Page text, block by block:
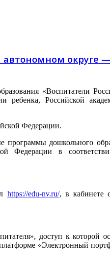
автономном округе
«Воспитатели
ребенка, Российской
Федерации.
программы дошкольного
Федерации в
https://edu-nv.ru/, в кабинете
доступ к которой
«Электронный